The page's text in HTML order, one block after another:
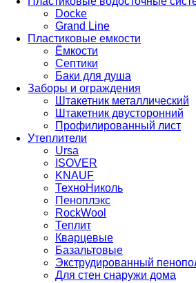
Docke
Grand Line
Пластиковые емкости
Ёмкости
Септики
Баки для душа
Заборы и ограждения
Штакетник металлический
Штакетник двусторонний
Профилированный лист
Утеплители
Ursa
ISOVER
KNAUF
ТехноНиколь
Пеноплэкс
RockWool
Теплит
Кварцевые
Базальтовые
Экструдированный
Для стен снаружи дома